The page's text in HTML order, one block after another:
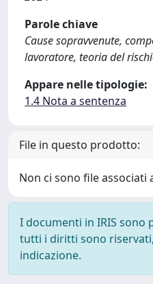
Parole chiave
Cause sopravvenute,
lavoratore, teoria del
Appare nelle tipologie:
1.4 Nota a sentenza
File in questo prodotto:
Non ci sono file
I documenti in IRIS
tutti i diritti sono
indicazione.